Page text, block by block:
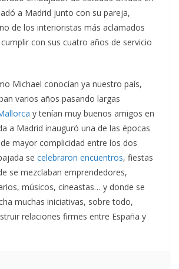
a Madrid junto con su pareja,
de los interioristas más aclamados
con sus cuatro años de servicio
Michael conocían ya nuestro país,
varios años pasando largas
y tenían muy buenos amigos en
a Madrid inauguró una de las épocas
mayor complicidad entre los dos
se celebraron encuentros, fiestas
se mezclaban emprendedores,
músicos, cineastas… y donde se
muchas iniciativas, sobre todo,
relaciones firmes entre España y